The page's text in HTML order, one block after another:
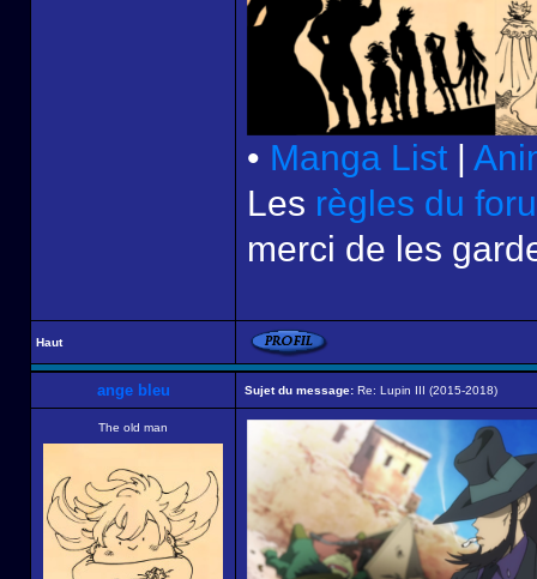
• Manga List |
Les règles du
merci de les
Haut
ange bleu Sujet du message: Re: Lupin III (2015-2018)
The old man